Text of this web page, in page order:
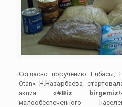
Согласно поручению Елбасы,
Otan» Н.Назарбаева
акция «#Biz
малообеспеченного